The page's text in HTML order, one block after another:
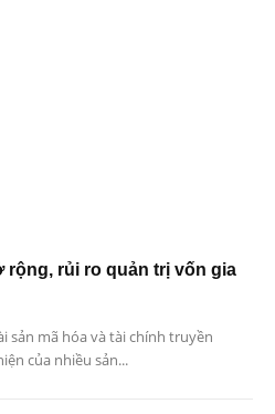
rộng, rủi ro quản trị vốn gia
sản mã hóa và tài chính truyền
của nhiều sản...